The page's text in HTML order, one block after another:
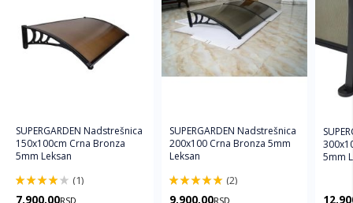
SUPERGARDEN Nadstrešnica
150x100cm Crna Bronza
5mm Leksan
(1)
7.900,00RSD
SUPERGARDEN Nadstrešnica
200x100 Crna Bronza 5mm
Leksan
(2)
9.900,00RSD
5mm